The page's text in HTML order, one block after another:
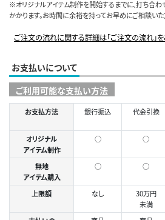
※オリジナルアイテム制作を開始するまでに、打ち合
かかります。お時間に余裕を持ってお早めにご相談いた
ご注文の流れに関する詳細は「ご注文の流れ」を
お支払いについて
ご利用可能な支払い方法
お支払方法 銀行振込 代金引換
オリジナル
アイテム制作
○ ○
無地
アイテム購入
○ ○
上限額 なし
30万円
未満